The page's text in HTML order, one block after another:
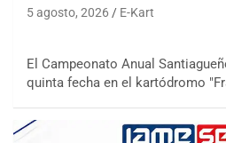
5 agosto, 2026 E-Kart
El Campeonato Anual
quinta fecha en el kartódromo